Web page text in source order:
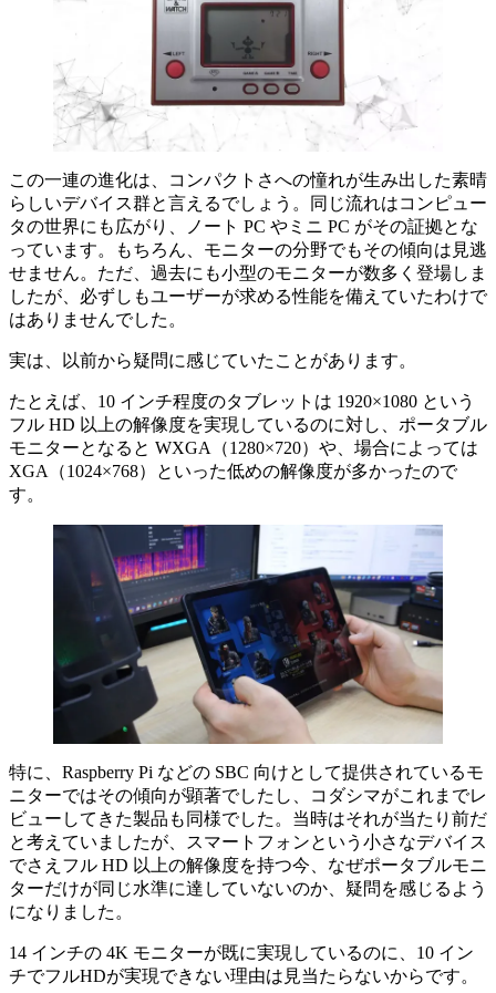
この一連の進化は、コンパクトさへの憧れが生み出した素晴
らしいデバイス群と言えるでしょう。同じ流れはコンピュー
タの世界にも広がり、ノート PC やミニ PC がその証拠とな
っています。もちろん、モニターの分野でもその傾向は見逃
せません。ただ、過去にも小型のモニターが数多く登場しま
したが、必ずしもユーザーが求める性能を備えていたわけで
はありませんでした。
実は、以前から疑問に感じていたことがあります。
たとえば、10 インチ程度のタブレットは 1920×1080 という
フル HD 以上の解像度を実現しているのに対し、ポータブル
モニターとなると WXGA（1280×720）や、場合によっては
XGA（1024×768）といった低めの解像度が多かったので
す。
特に、Raspberry Pi などの SBC 向けとして提供されているモ
ニターではその傾向が顕著でしたし、コダシマがこれまでレ
ビューしてきた製品も同様でした。当時はそれが当たり前だ
と考えていましたが、スマートフォンという小さなデバイス
でさえフル HD 以上の解像度を持つ今、なぜポータブルモニ
ターだけが同じ水準に達していないのか、疑問を感じるよう
になりました。
14 インチの 4K モニターが既に実現しているのに、10 イン
チでフルHDが実現できない理由は見当たらないからです。